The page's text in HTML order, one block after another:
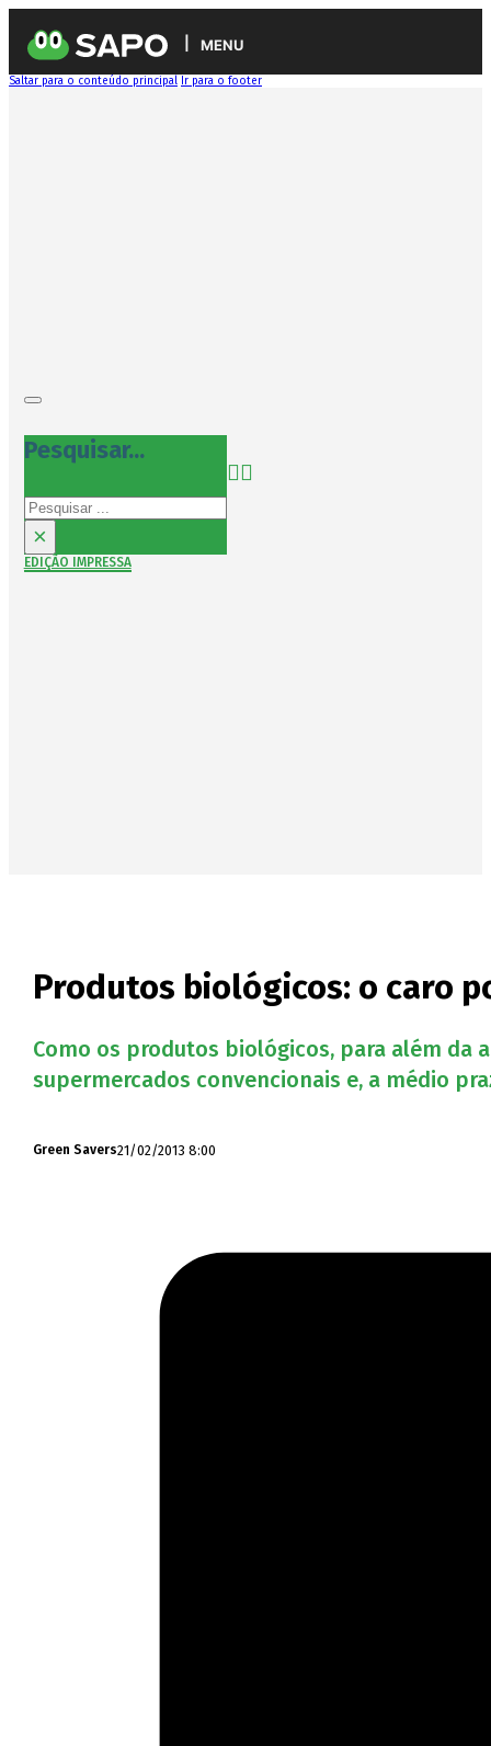
MENU
Saltar para o conteúdo principal Ir para o footer
Pesquisar...
Pesquisar
×
EDIÇÃO IMPRESSA
Produtos biológicos: o caro
Como os produtos biológicos, para além da
supermercados convencionais e, a médio
Green Savers21/02/2013 8:00